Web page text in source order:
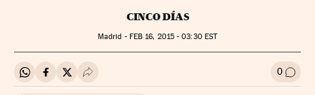
CINCO DÍAS
Madrid - FEB 16, 2015 - 03:30EST
Compartir en Whatsapp
Compartir en Facebook
Compartir en Twitter
Desplegar Redes Sociales 0 Ir a